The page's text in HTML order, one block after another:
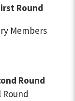
Round
Members
Round
Round